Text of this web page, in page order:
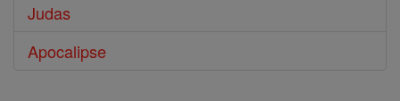
Judas
Apocalipse